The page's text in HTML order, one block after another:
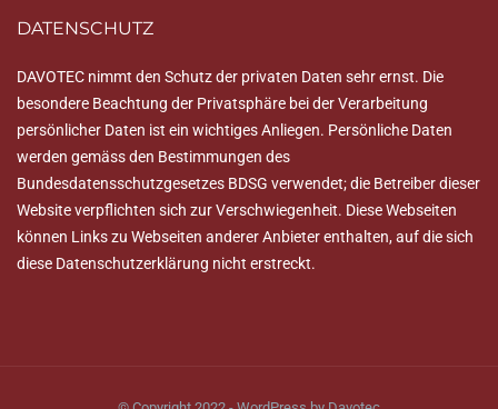
DATENSCHUTZ
DAVOTEC nimmt den Schutz der privaten Daten sehr ernst. Die
besondere Beachtung der Privatsphäre bei der Verarbeitung
persönlicher Daten ist ein wichtiges Anliegen. Persönliche Daten
werden gemäss den Bestimmungen des
Bundesdatensschutzgesetzes BDSG verwendet; die Betreiber dieser
Website verpflichten sich zur Verschwiegenheit. Diese Webseiten
können Links zu Webseiten anderer Anbieter enthalten, auf die sich
diese Datenschutzerklärung nicht erstreckt.